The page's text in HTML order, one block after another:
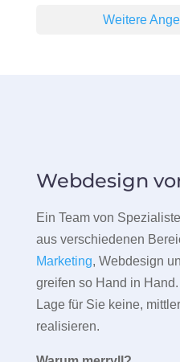
Weitere
Webdesign
Ein Team von
aus verschiedenen
Marketing, Webdesign
greifen so Hand in
Lage für Sie keine,
realisieren.